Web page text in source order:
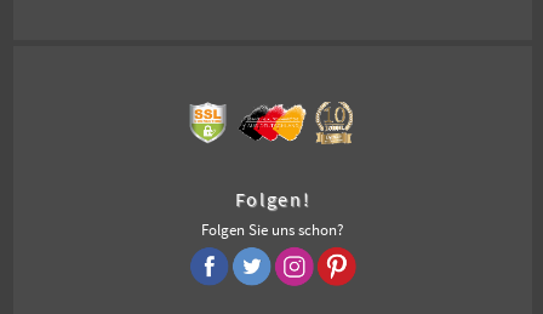
Folgen!
Folgen Sie uns schon?